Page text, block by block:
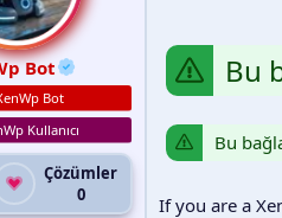
r
i
h
i
Bot
Bot
Kullanıcı
Çözümler
0
Bu
Bu
If you are a